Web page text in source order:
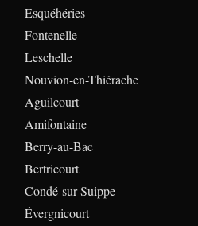
Esquéhéries
Fontenelle
Leschelle
Nouvion-en-Thiérache
Aguilcourt
Amifontaine
Berry-au-Bac
Bertricourt
Condé-sur-Suippe
Évergnicourt